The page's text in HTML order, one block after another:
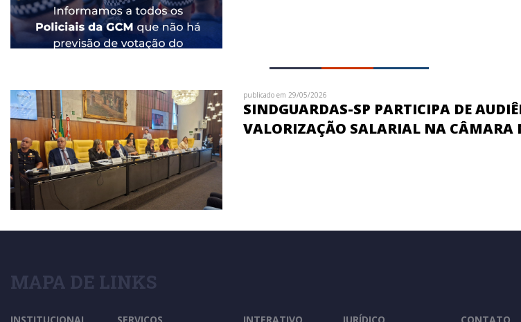
publicado em 29/05/2026
SINDGUARDAS-SP PARTICIPA DE
VALORIZAÇÃO SALARIAL NA CÂMARA
MAPA DE LINKS
INSTITUCIONAL SERVIÇOS INTERATIVO JURÍDICO CONTATO